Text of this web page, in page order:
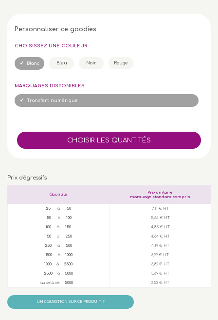
Personnaliser ce goodies
CHOISISSEZ UNE COULEUR
Blanc Bleu Noir Rouge
MARQUAGES DISPONIBLES
Transfert numérique
Prix dégressifs
Quantité
Prix unitaire
marquage standard compris
25 à 50 7,11 € HT
50à 100 5,64 € HT
100 à 150 4,85 € HT
150à 250 4,64 € HT
250 à 500 4,19 € HT
500à 1000 3,99 € HT
1000 à 2500 3,82 € HT
2500 à 5000 3,69 € HT
au delà de 5000 3,52 € HT
UNE QUESTION SUR CE PRODUIT ?